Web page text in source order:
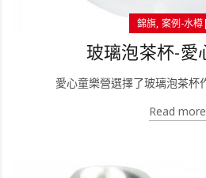
錦旗 案例-水
玻璃泡茶杯-愛
愛心童樂營選擇了玻璃泡茶杯
Read more